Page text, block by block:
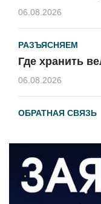
06.08.2026
РАЗЪЯСНЯЕМ
Где хранить
06.08.2026
ОБРАТНАЯ СВЯЗЬ
ВЛАСТЬ
День памяти